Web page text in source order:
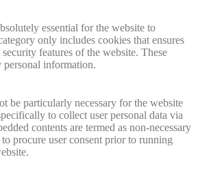
essential for the website to
only includes cookies that ensures
features of the website. These
personal information.
be particularly necessary for the website
to collect user personal data via
contents are termed as non-necessary
procure user consent prior to running